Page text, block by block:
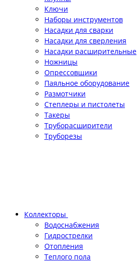
Ключи
Наборы инструментов
Насадки для сварки
Насадки для сверления
Насадки расширительные
Ножницы
Опрессовщики
Паяльное оборудование
Размотчики
Степлеры и пистолеты
Такеры
Труборасширители
Труборезы
Коллекторы
Водоснабжения
Гидрострелки
Отопления
Теплого пола